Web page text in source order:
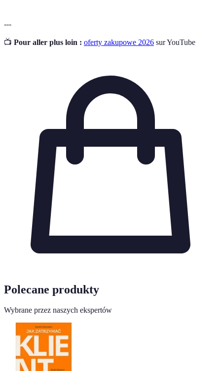
---
📺 Pour aller plus loin : oferty zakupowe 2026 sur YouTube
Polecane produkty
Wybrane przez naszych ekspertów